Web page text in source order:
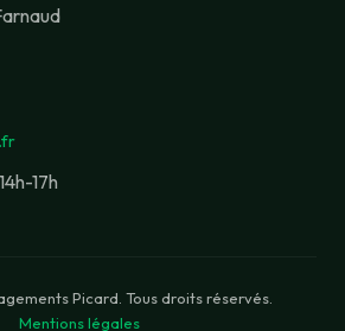
17h
Picard. Tous droits réservés.
Mentions légales
l'assistant de
Picard. Comment puis-je